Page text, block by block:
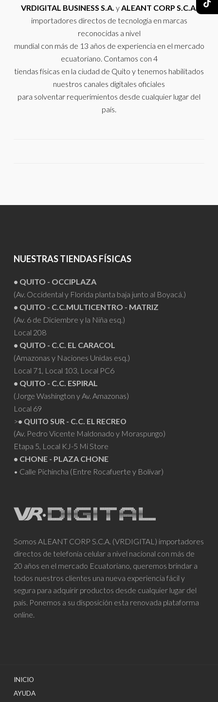
VRDIGITAL BUSINESS S.A. y ALEANT CORP S.C.A.
importadores directos de tecnología en marcas
reconocidas a nivel
mundial con más de 13 años de experiencia en el mercado
ecuatoriano. Contamos con 4
tiendas físicas en la ciudad de Quito y tenemos habilitados
nuestros canales digitales oficiales
para solventar requerimientos desde cualquier lugar del
país.
NUESTRAS TIENDAS FÍSICAS
• QUITO - OCCIPLAZA
(Av. Occidental y Florida planta baja junto al Boyacá.)
• QUITO - C.C.MULTICENTRO - MATRIZ
(Av. 6 de Diciembre y la Niña esq.)
Local 208
• QUITO - C.C. EL CARACOL
(Amazonas y Naciones Unidas esq.)
Local 71, Local 103, Local PC6
• QUITO - C.C. ESPIRAL
(Jorge Washington y Av. Amazonas)
Local 69
>• QUITO SUR - C.C. EL RECREO
(Av. Pedro Vicente Maldonado y Moraspungo)
Etapa 5, Local KJ-5 Mi Store
• CHONE - PLAZA CHONE
• Calle Pichincha (Entre Rocafuerte y Bolívar)
Somos ALEANT CORP S.C.A. (VRDIGITAL) importadores
directos de telefonía celular a nivel nacional con más de
20 años en el mercado Ecuatoriano, queremos brindar a
todos nuestros clientes una nueva experiencia fácil y
segura para adquirir productos desde cualquier lugar del
país. Ponemos a su disposición esta renovada plataforma
online.
INICIO
AYUDA